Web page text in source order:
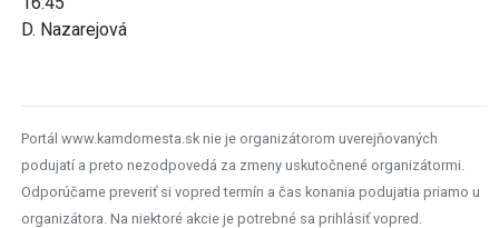
D. Nazarejová
Portál www.kamdomesta.sk nie je organizátorom uverejňovaných
podujatí a preto nezodpovedá za zmeny uskutočnené organizátormi.
Odporúčame preveriť si vopred termín a čas konania podujatia priamo u
organizátora. Na niektoré akcie je potrebné sa prihlásiť vopred.